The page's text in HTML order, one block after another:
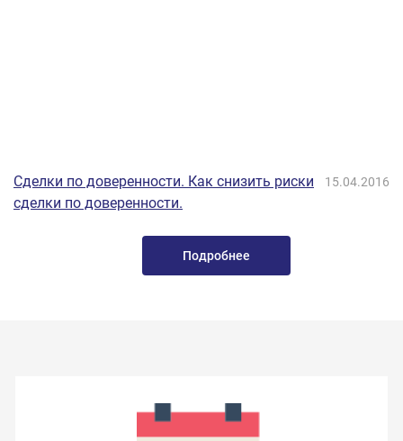
Сделки по доверенности. Как снизить риски
сделки по доверенности.
15.04.2016
Подробнее